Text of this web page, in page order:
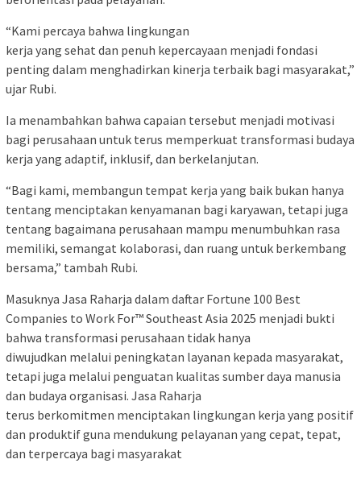
“Kami percaya bahwa lingkungan
kerja yang sehat dan penuh kepercayaan menjadi fondasi
penting dalam menghadirkan kinerja terbaik bagi masyarakat,”
ujar Rubi.
Ia menambahkan bahwa capaian tersebut menjadi motivasi
bagi perusahaan untuk terus memperkuat transformasi budaya
kerja yang adaptif, inklusif, dan berkelanjutan.
“Bagi kami, membangun tempat kerja yang baik bukan hanya
tentang menciptakan kenyamanan bagi karyawan, tetapi juga
tentang bagaimana perusahaan mampu menumbuhkan rasa
memiliki, semangat kolaborasi, dan ruang untuk berkembang
bersama,” tambah Rubi.
Masuknya Jasa Raharja dalam daftar Fortune 100 Best
Companies to Work For™️ Southeast Asia 2025 menjadi bukti
bahwa transformasi perusahaan tidak hanya
diwujudkan melalui peningkatan layanan kepada masyarakat,
tetapi juga melalui penguatan kualitas sumber daya manusia
dan budaya organisasi. Jasa Raharja
terus berkomitmen menciptakan lingkungan kerja yang positif
dan produktif guna mendukung pelayanan yang cepat, tepat,
dan terpercaya bagi masyarakat